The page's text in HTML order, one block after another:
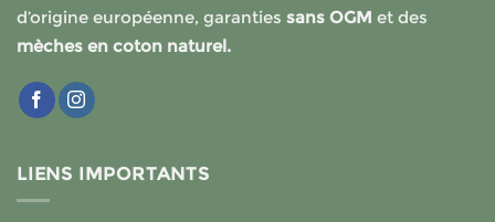
d’origine européenne, garanties sans OGM et des
mèches en coton naturel.
LIENS IMPORTANTS